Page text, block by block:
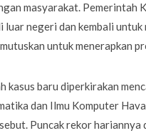
masyarakat. Pemerintah
luar negeri dan kembali
untuk menerapkan
kasus baru diperkirakan
dan Ilmu Komputer
Puncak rekor hariannya